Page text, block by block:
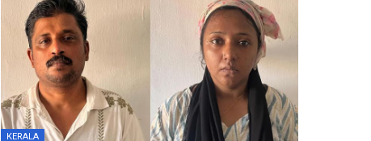
KERALA